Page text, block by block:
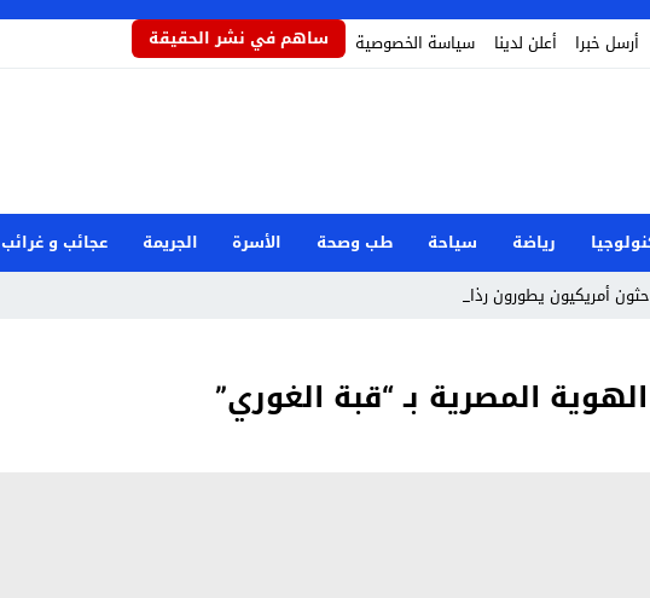
أرسل خبرا أعلن لدينا سياسة الخصوصية ساهم في نشر الحقيقة
رياضة سياحة طب وصحة الأسرة الجريمة عجائب و غرائب
أمريكيون يطورون رذاذاً ي _
المصرية بـ “قبة الغوري”